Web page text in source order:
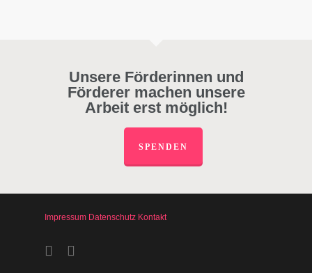
Unsere Förderinnen und
Förderer machen unsere
Arbeit erst möglich!
SPENDEN
Impressum Datenschutz Kontakt
facebookinstagram